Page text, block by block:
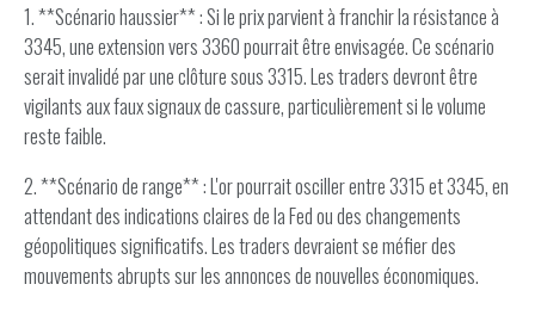
1. **Scénario haussier** : Si le prix parvient à franchir la résistance à
3345, une extension vers 3360 pourrait être envisagée. Ce scénario
serait invalidé par une clôture sous 3315. Les traders devront être
vigilants aux faux signaux de cassure, particulièrement si le volume
reste faible.
2. **Scénario de range** : L'or pourrait osciller entre 3315 et 3345, en
attendant des indications claires de la Fed ou des changements
géopolitiques significatifs. Les traders devraient se méfier des
mouvements abrupts sur les annonces de nouvelles économiques.